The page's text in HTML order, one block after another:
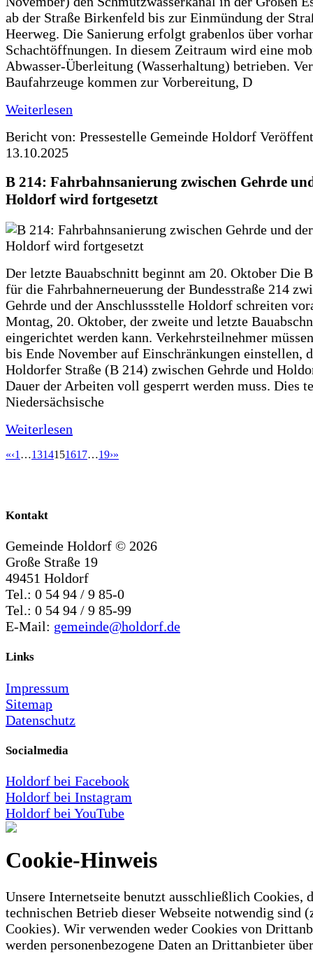
ab der Straße Birkenfeld bis zur Einmündung der
Heerweg. Die Sanierung erfolgt grabenlos über
Schachtöffnungen. In diesem Zeitraum wird eine
Abwasser-Überleitung (Wasserhaltung) betrieben.
Baufahrzeuge kommen zur Vorbereitung, D
Weiterlesen
Bericht von: Pressestelle Gemeinde Holdorf
13.10.2025
B 214: Fahrbahnsanierung zwischen Gehrde
Holdorf wird fortgesetzt
Der letzte Bauabschnitt beginnt am 20. Oktober Die
für die Fahrbahnerneuerung der Bundesstraße 214
Gehrde und der Anschlussstelle Holdorf schreiten
Montag, 20. Oktober, der zweite und letzte
eingerichtet werden kann. Verkehrsteilnehmer
bis Ende November auf Einschränkungen einstellen,
Holdorfer Straße (B 214) zwischen Gehrde und
Dauer der Arbeiten voll gesperrt werden muss. Dies
Niedersächsische
Weiterlesen
«‹1 …1314151617…19›»
Kontakt
Gemeinde Holdorf © 2026
Große Straße 19
49451 Holdorf
Tel.: 0 54 94 / 9 85-0
Tel.: 0 54 94 / 9 85-99
E-Mail: gemeinde@holdorf.de
Links
Impressum
Sitemap
Datenschutz
Socialmedia
Holdorf bei Facebook
Holdorf bei Instagram
Holdorf bei YouTube
Cookie-Hinweis
Unsere Internetseite benutzt ausschließlich Cookies,
technischen Betrieb dieser Webseite notwendig sind
Cookies). Wir verwenden weder Cookies von
werden personenbezogene Daten an Drittanbieter